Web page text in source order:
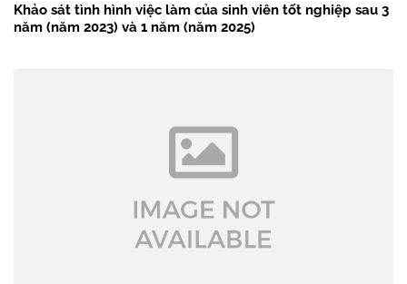
Khảo sát tình hình việc làm của sinh viên tốt nghiệp sau 3
năm (năm 2023) và 1 năm (năm 2025)